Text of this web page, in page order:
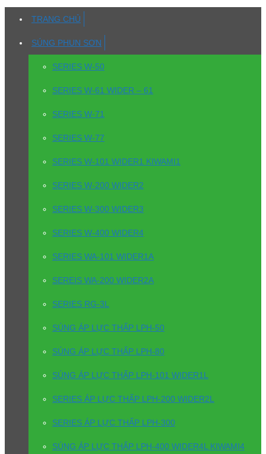
TRANG CHỦ
SÚNG PHUN SƠN
SERIES W-50
SERIES W-61 WIDER – 61
SERIES W-71
SERIES W-77
SERIES W-101 WIDER1 KIWAMI1
SERIES W-200 WIDER2
SERIES W-300 WIDER3
SERIES W-400 WIDER4
SERIES WA-101 WIDER1A
SEREIS WA-200 WIDER2A
SERIES RG-3L
SÚNG ÁP LỰC THẤP LPH-50
SÚNG ÁP LỰC THẤP LPH-80
SÚNG ÁP LỰC THẤP LPH-101 WIDER1L
SERIES ÁP LỰC THẤP LPH-200 WIDER2L
SERIES ÁP LỰC THẤP LPH-300
SÚNG ÁP LỰC THẤP LPH-400 WIDER4L KIWAMI4